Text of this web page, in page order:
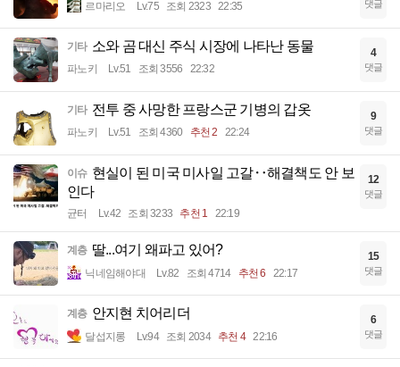
르마리오 Lv.75 조회 2323 22:35 댓글
기타 소와 곰 대신 주식 시장에 나타난 동물
파노키 Lv.51 조회 3556 22:32
4
댓글
기타 전투 중 사망한 프랑스군 기병의 갑옷
파노키 Lv.51 조회 4360 추천 2 22:24
9
댓글
이슈 현실이 된 미국 미사일 고갈‥해결책도 안 보
인다
균터 Lv.42 조회 3233 추천 1 22:19
12
댓글
계층 딸...여기 왜파고 있어?
닉네임해야대 Lv.82 조회 4714 추천 6 22:17
15
댓글
계층 안지현 치어리더
달섭지롱 Lv.94 조회 2034 추천 4 22:16
6
댓글